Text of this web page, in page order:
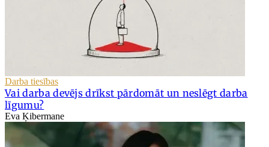
Darba tiesības
Vai darba devējs drīkst pārdomāt un neslēgt darba
līgumu?
Eva Ķibermane